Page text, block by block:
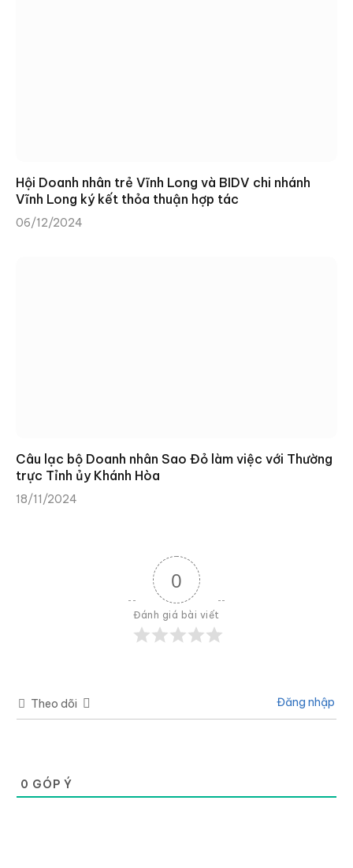
Hội Doanh nhân trẻ Vĩnh Long và BIDV chi nhánh
Vĩnh Long ký kết thỏa thuận hợp tác
06/12/2024
Câu lạc bộ Doanh nhân Sao Đỏ làm việc với Thường
trực Tỉnh ủy Khánh Hòa
18/11/2024
0
Đánh giá bài viết
Theo dõi Đăng nhập
0 GÓP Ý